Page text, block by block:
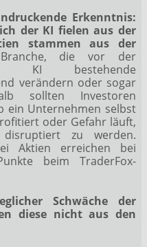
Erkenntnis:
der KI fielen aus der
stammen aus der
die vor der
KI bestehende
verändern oder sogar
sollten Investoren
ein Unternehmen selbst
oder Gefahr läuft,
zu werden.
Aktien erreichen bei
beim TraderFox-
Schwäche der
diese nicht aus den